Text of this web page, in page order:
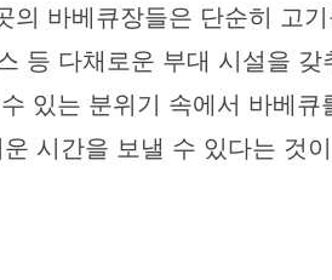
바베큐장들은 단순히 고
등 다채로운 부대 시설을
있는 분위기 속에서 바베
시간을 보낼 수 있다는 것